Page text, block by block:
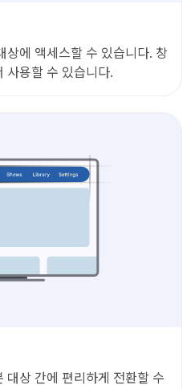
상에 액세스할 수 있습니다. 창
사용할 수 있습니다.
대상 간에 편리하게 전환할 수